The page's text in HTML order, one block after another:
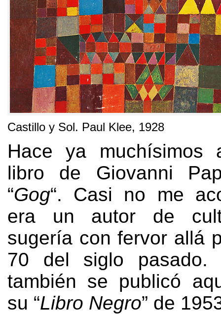
Castillo y Sol. Paul Klee, 1928
Hace ya muchísimos
libro de Giovanni
“Gog“. Casi no me
era un autor de
sugería con fervor allá
70 del siglo pasado.
también se publicó
su “Libro Negro” de